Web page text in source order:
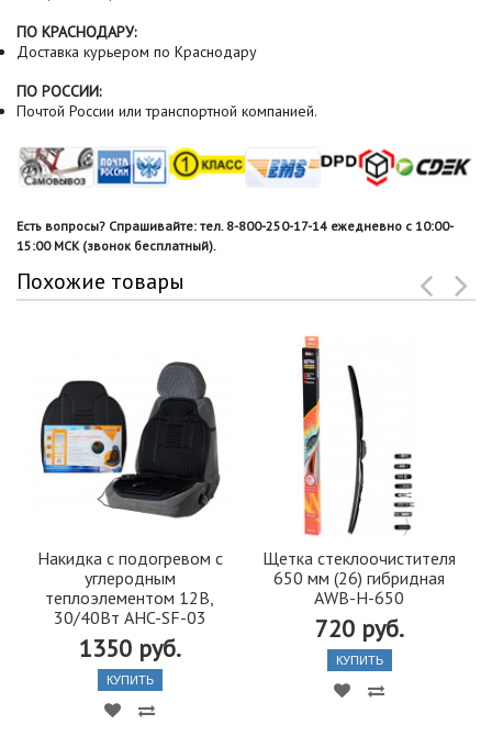
ПО КРАСНОДАРУ:
Доставка курьером по Краснодару
ПО РОССИИ:
Почтой России или транспортной компанией.
Есть вопросы? Спрашивайте: тел. 8-800-250-17-14 ежедневно с 10:00-
15:00 МСК (звонок бесплатный).
Похожие товары
Накидка с подогревом с
углеродным
теплоэлементом 12В,
30/40Вт AHC-SF-03
1350 руб.
КУПИТЬ
Щетка стеклоочистителя
650 мм (26) гибридная
AWB-H-650
720 руб.
КУПИТЬ